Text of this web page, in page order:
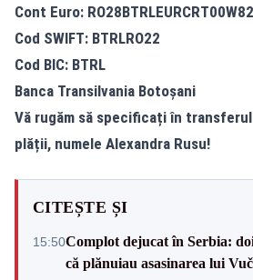
Cont Euro:
Cod SWIFT: BTRLRO22
Cod BIC: BTRL
Banca Transilvania Botoșani
Vă rugăm să specificați în
plății, numele Alexandra Rusu!
CITEȘTE ȘI
15:50Complot dejucat în Serbia:
că plănuiau asasinarea lui